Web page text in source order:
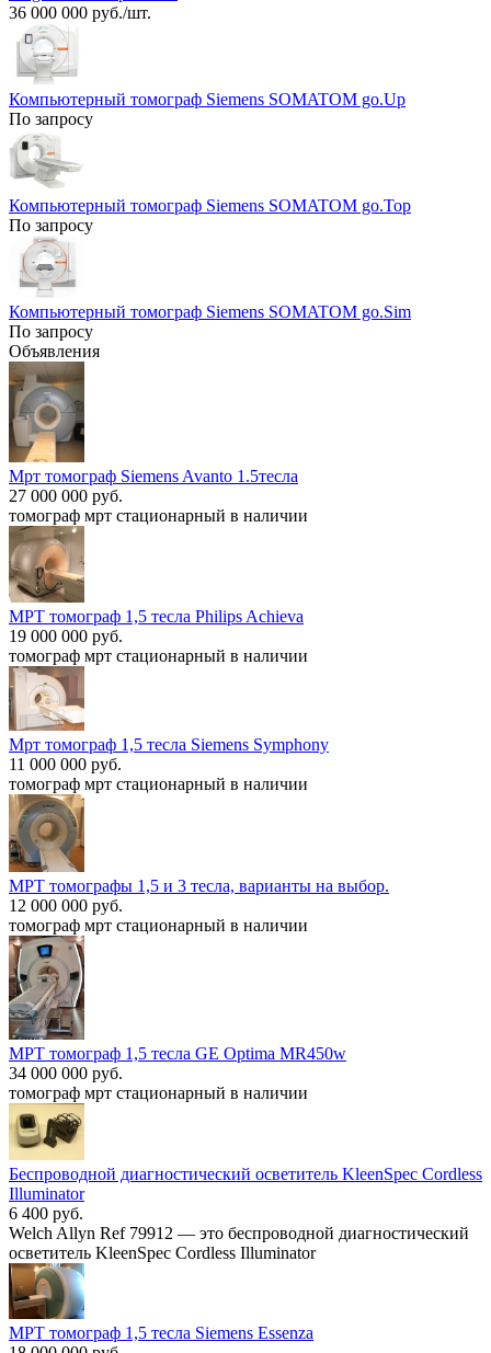
36 000 000 руб./шт.
Компьютерный томограф Siemens SOMATOM go.Up
По запросу
Компьютерный томограф Siemens SOMATOM go.Top
По запросу
Компьютерный томограф Siemens SOMATOM go.Sim
По запросу
Объявления
Мрт томограф Siemens Avanto 1.5тесла
27 000 000 руб.
томограф мрт стационарный в наличии
МРТ томограф 1,5 тесла Philips Achieva
19 000 000 руб.
томограф мрт стационарный в наличии
Мрт томограф 1,5 тесла Siemens Symphony
11 000 000 руб.
томограф мрт стационарный в наличии
МРТ томографы 1,5 и 3 тесла, варианты на выбор.
12 000 000 руб.
томограф мрт стационарный в наличии
МРТ томограф 1,5 тесла GE Optima MR450w
34 000 000 руб.
томограф мрт стационарный в наличии
Беспроводной диагностический осветитель KleenSpec Cordless
Illuminator
6 400 руб.
Welch Allyn Ref 79912 — это беспроводной диагностический
осветитель KleenSpec Cordless Illuminator
МРТ томограф 1,5 тесла Siemens Essenza